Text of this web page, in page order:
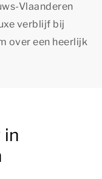
Vlaanderen
verblijf bij
over een heerlijk
in